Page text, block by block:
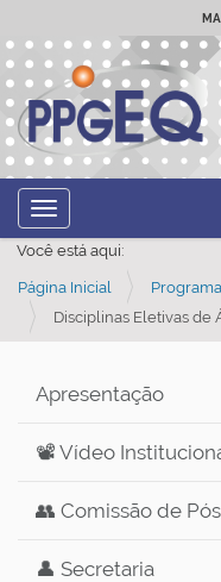
Toggle navigation
Você está aqui:
Página Inicial Programa
Disciplinas Eletivas de
Apresentação
📽️ Vídeo
👥 Comissão de
👤 Secretaria